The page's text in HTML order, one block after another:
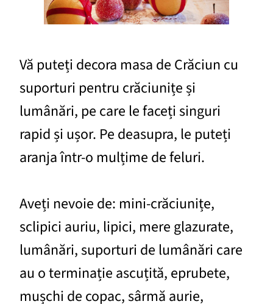
Vă puteți decora masa de Crăciun cu
suporturi pentru crăciunițe și
lumânări, pe care le faceți singuri
rapid și ușor. Pe deasupra, le puteți
aranja într-o mulțime de feluri.
Aveți nevoie de: mini-crăciunițe,
sclipici auriu, lipici, mere glazurate,
lumânări, suporturi de lumânări care
au o terminație ascuțită, eprubete,
mușchi de copac, sârmă aurie,